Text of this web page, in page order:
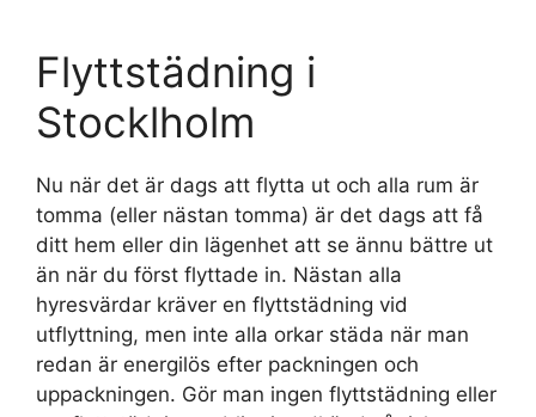
Flyttstädning i
Stocklholm
Nu när det är dags att flytta ut och alla rum är
tomma (eller nästan tomma) är det dags att få
ditt hem eller din lägenhet att se ännu bättre ut
än när du först flyttade in. Nästan alla
hyresvärdar kräver en flyttstädning vid
utflyttning, men inte alla orkar städa när man
redan är energilös efter packningen och
uppackningen. Gör man ingen flyttstädning eller